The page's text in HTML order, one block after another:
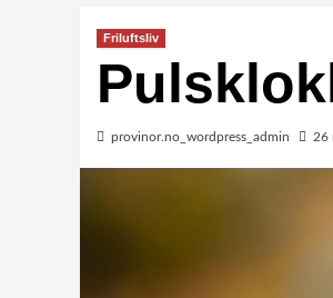
Friluftsliv
provinor.no_wordpress_admin 26